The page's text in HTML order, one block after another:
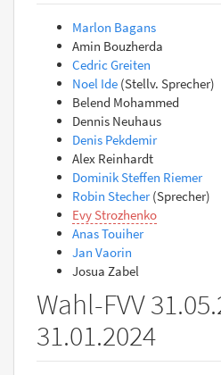
Marlon Bagans
Amin Bouzherda
Cedric Greiten
Noel Ide (Stellv. Sprecher)
Belend Mohammed
Dennis Neuhaus
Denis Pekdemir
Alex Reinhardt
Dominik Steffen Riemer
Robin Stecher(Sprecher)
Evy Strozhenko
Anas Touiher
Jan Vaorin
Josua Zabel
Wahl-FVV
31.01.2024